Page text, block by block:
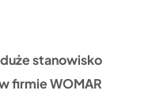
stanowisko
firmie WOMAR